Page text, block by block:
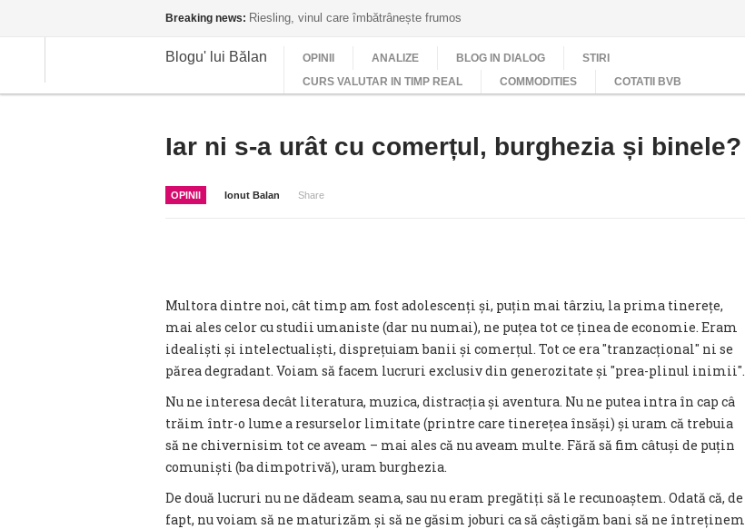
Breaking news: Riesling, vinul care îmbătrânește frumos
Blogu' lui Bălan OPINII ANALIZE BLOG IN DIALOG
STIRI
CURS VALUTAR IN TIMP REAL
COMMODITIES COTATII BVB
Iar ni s-a urât cu comerțul, burghezia și binele?
OPINII Ionut Balan Share
Multora dintre noi, cât timp am fost adolescenți și, puțin mai târziu, la prima tinerețe,
mai ales celor cu studii umaniste (dar nu numai), ne puțea tot ce ținea de economie. Eram
idealiști și intelectualiști, disprețuiam banii și comerțul. Tot ce era ″tranzacțional″ ni se
părea degradant. Voiam să facem lucruri exclusiv din generozitate și ″prea-plinul inimii″.
Nu ne interesa decât literatura, muzica, distracția și aventura. Nu ne putea intra în cap câ
trăim într-o lume a resurselor limitate (printre care tinerețea însăși) și uram că trebuia
să ne chivernisim tot ce aveam – mai ales că nu aveam multe. Fără să fim câtuși de puțin
comuniști (ba dimpotrivă), uram burghezia.
De două lucruri nu ne dădeam seama, sau nu eram pregătiți să le recunoaștem. Odată că, de
fapt, nu voiam să ne maturizăm și să ne găsim joburi ca să câștigăm bani să ne întreținem